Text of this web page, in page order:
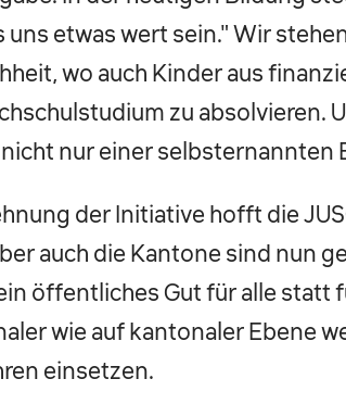
uns etwas wert sein." Wir
wo auch Kinder aus
zu absolvieren.
nur einer selbsternannten
der Initiative hofft die
auch die Kantone sind nun
öffentliches Gut für alle statt
wie auf kantonaler Ebene
einsetzen.